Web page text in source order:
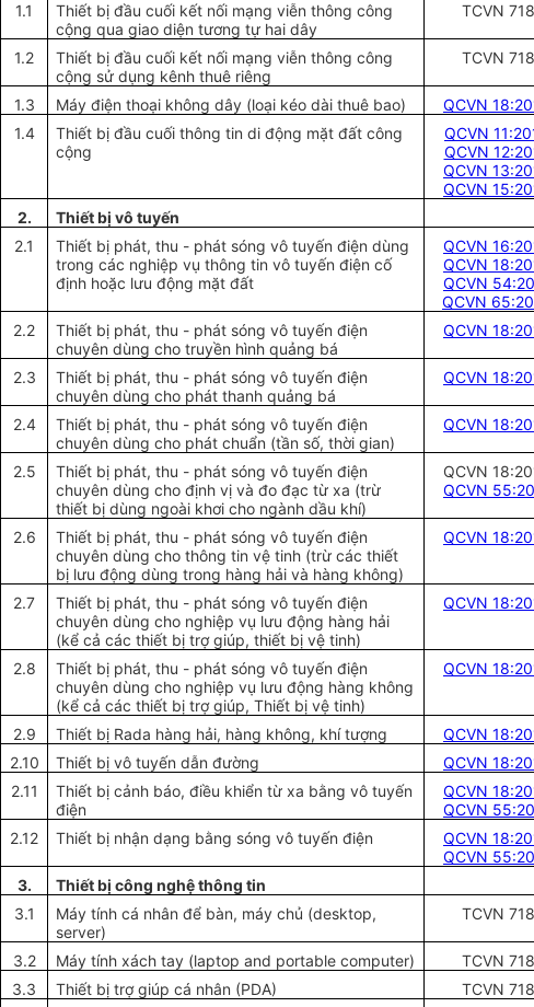
1.1
Thiết bị đầu cuối kết nối mạng viễn thông công
cộng qua giao diện tương tự hai dây
TCVN
1.2
Thiết bị đầu cuối kết nối mạng viễn thông công
cộng sử dụng kênh thuê riêng
TCVN
1.3 Máy điện thoại không dây (loại kéo dài thuê bao)
QCVN
1.4
Thiết bị đầu cuối thông tin di động mặt đất công
cộng
QCVN
QCVN
QCVN
QCVN
2.
Thiết bị vô tuyến
2.1
Thiết bị phát, thu - phát sóng vô tuyến điện dùng
trong các nghiệp vụ thông tin vô tuyến điện cố
định hoặc lưu động mặt đất
QCVN
QCVN
QCVN
QCVN
2.2
Thiết bị phát, thu - phát sóng vô tuyến điện
chuyên dùng cho truyền hình quảng bá
QCVN
2.3
Thiết bị phát, thu - phát sóng vô tuyến điện
chuyên dùng cho phát thanh quảng bá
QCVN
2.4
Thiết bị phát, thu - phát sóng vô tuyến điện
chuyên dùng cho phát chuẩn (tần số, thời gian)
QCVN
2.5
Thiết bị phát, thu - phát sóng vô tuyến điện
chuyên dùng cho định vị và đo đạc từ xa (trừ
thiết bị dùng ngoài khơi cho ngành dầu khí)
QCVN 1
QCVN
2.6
Thiết bị phát, thu - phát sóng vô tuyến điện
chuyên dùng cho thông tin vệ tinh (trừ các thiết
bị lưu động dùng trong hàng hải và hàng không)
QCVN
2.7
Thiết bị phát, thu - phát sóng vô tuyến điện
chuyên dùng cho nghiệp vụ lưu động hàng hải
(kể cả các thiết bị trợ giúp, thiết bị vệ tinh)
QCVN
2.8
Thiết bị phát, thu - phát sóng vô tuyến điện
chuyên dùng cho nghiệp vụ lưu động hàng không
(kể cả các thiết bị trợ giúp, Thiết bị vệ tinh)
QCVN
2.9 Thiết bị Rada hàng hải, hàng không, khí tượng
QCVN
2.10
Thiết bị vô tuyến dẫn đường
QCVN
2.11
Thiết bị cảnh báo, điều khiển từ xa bằng vô tuyến
điện
QCVN
QCVN
2.12
Thiết bị nhận dạng bằng sóng vô tuyến điện
QCVN
QCVN
3.
Thiết bị công nghệ thông tin
3.1
Máy tính cá nhân để bàn, máy chủ (desktop,
server)
TCVN
3.2 Máy tính xách tay (laptop and portablecomputer) TCVN
3.3
Thiết bị trợ giúp cá nhân (PDA)
TCVN